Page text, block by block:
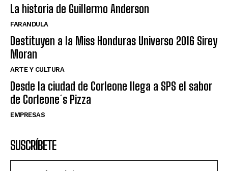
La historia de Guillermo Anderson
FARANDULA
Destituyen a la Miss Honduras Universo 2016 Sirey
Moran
ARTE Y CULTURA
Desde la ciudad de Corleone llega a SPS el sabor
de Corleone´s Pizza
EMPRESAS
SUSCRÍBETE